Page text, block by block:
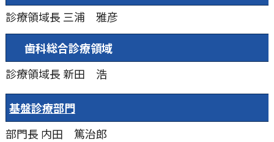
診療領域長 三浦 雅彦
⻭科総合診療領域
診療領域長 新田 浩
基盤診療部⾨
部門長 内⽥ 篤治郎